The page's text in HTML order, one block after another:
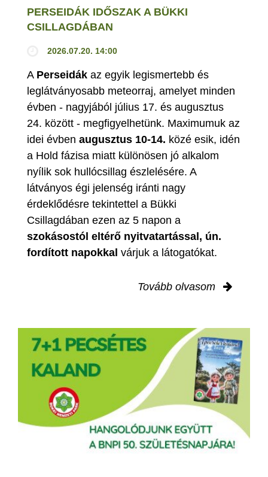
PERSEIDÁK IDŐSZAK A BÜKKI
CSILLAGDÁBAN
2026.07.20. 14:00
A Perseidák az egyik legismertebb és
leglátványosabb meteorraj, amelyet minden
évben - nagyjából július 17. és augusztus
24. között - megfigyelhetünk. Maximumuk az
idei évben augusztus 10-14. közé esik, idén
a Hold fázisa miatt különösen jó alkalom
nyílik sok hullócsillag észlelésére. A
látványos égi jelenség iránti nagy
érdeklődésre tekintettel a Bükki
Csillagdában ezen az 5 napon a
szokásostól eltérő nyitvatartással, ún.
fordított napokkal várjuk a látogatókat.
Tovább olvasom